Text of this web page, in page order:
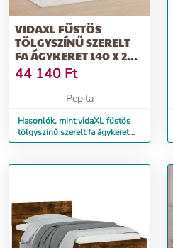
VIDAXL FÜSTÖS
TÖLGYSZÍNŰ SZERELT
FA ÁGYKERET 140 X 200
CM
44 140 Ft
Pepita
Hasonlók, mint vidaXL füstös
tölgyszínű szerelt fa ágykeret
140 x 200 cm